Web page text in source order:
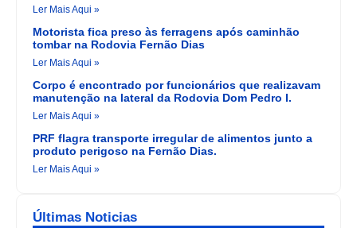
Ler Mais Aqui »
Motorista fica preso às ferragens após caminhão
tombar na Rodovia Fernão Dias
Ler Mais Aqui »
Corpo é encontrado por funcionários que realizavam
manutenção na lateral da Rodovia Dom Pedro I.
Ler Mais Aqui »
PRF flagra transporte irregular de alimentos junto a
produto perigoso na Fernão Dias.
Ler Mais Aqui »
Últimas Noticias